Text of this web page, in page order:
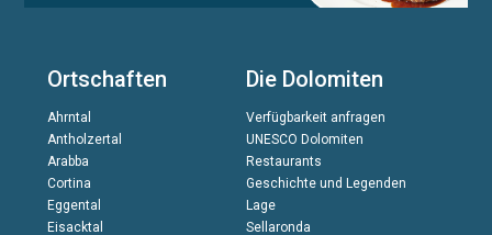
Ortschaften
Ahrntal
Antholzertal
Arabba
Cortina
Eggental
Eisacktal
Die Dolomiten
Verfügbarkeit anfragen
UNESCO Dolomiten
Restaurants
Geschichte und Legenden
Lage
Sellaronda